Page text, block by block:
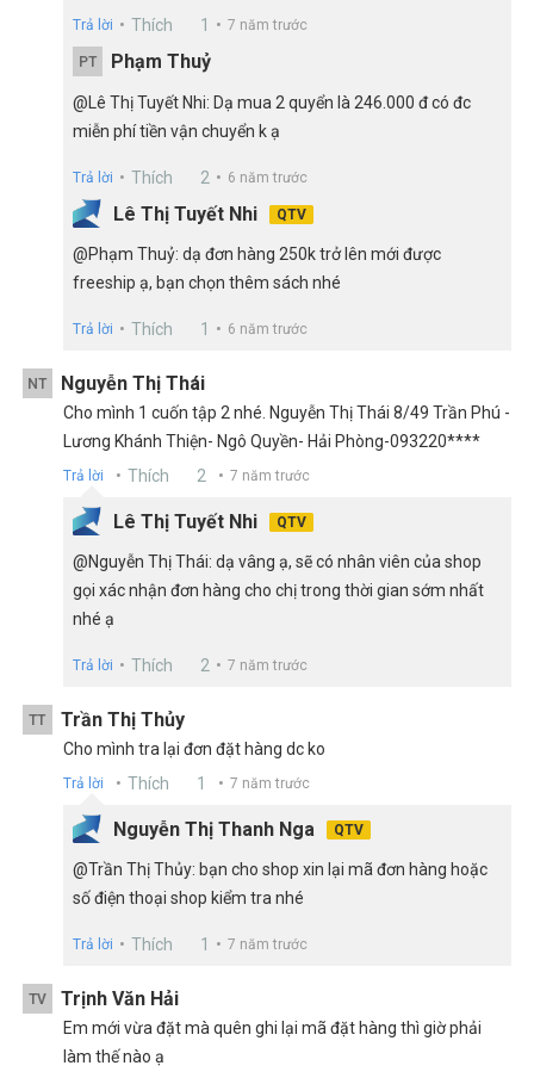
Trả lời Thích 1 7 năm trước
PT Phạm Thuỷ
@Lê Thị Tuyết Nhi: Dạ mua 2 quyển là 246.000 đ có đc
miễn phí tiền vận chuyển k ạ
Trả lời Thích 2 6 năm trước
Lê Thị Tuyết Nhi QTV
@Phạm Thuỷ: dạ đơn hàng 250k trở lên mới được
freeship ạ, bạn chọn thêm sách nhé
Trả lời Thích 1 6 năm trước
NT Nguyễn Thị Thái
Cho mình 1 cuốn tập 2 nhé. Nguyễn Thị Thái 8/49 Trần Phú -
Lương Khánh Thiện- Ngô Quyền- Hải Phòng-093220****
Trả lời Thích 2 7 năm trước
Lê Thị Tuyết Nhi QTV
@Nguyễn Thị Thái: dạ vâng ạ, sẽ có nhân viên của shop
gọi xác nhận đơn hàng cho chị trong thời gian sớm nhất
nhé ạ
Trả lời Thích 2 7 năm trước
TT Trần Thị Thủy
Cho mình tra lại đơn đặt hàng dc ko
Trả lời Thích 1 7 năm trước
Nguyễn Thị Thanh Nga QTV
@Trần Thị Thủy: bạn cho shop xin lại mã đơn hàng hoặc
số điện thoại shop kiểm tra nhé
Trả lời Thích 1 7 năm trước
TV Trịnh Văn Hải
Em mới vừa đặt mà quên ghi lại mã đặt hàng thì giờ phải
làm thế nào ạ